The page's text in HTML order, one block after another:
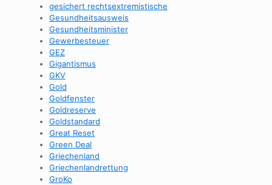
gesichert rechtsextremistische
Gesundheitsausweis
Gesundheitsminister
Gewerbesteuer
GEZ
Gigantismus
GKV
Gold
Goldfenster
Goldreserve
Goldstandard
Great Reset
Green Deal
Griechenland
Griechenlandrettung
GroKo